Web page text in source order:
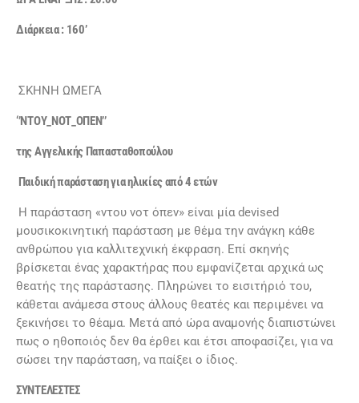
Διάρκεια : 160’
ΣΚΗΝΗ ΩΜΕΓΑ
‘’ΝΤΟΥ_ΝΟΤ_ΟΠΕΝ’’
της Αγγελικής Παπασταθοπούλου
Παιδική παράσταση για ηλικίες από 4 ετών
Η παράσταση «ντου νοτ όπεν» είναι μία devised
μουσικοκινητική παράσταση με θέμα την ανάγκη κάθε
ανθρώπου για καλλιτεχνική έκφραση. Επί σκηνής
βρίσκεται ένας χαρακτήρας που εμφανίζεται αρχικά ως
θεατής της παράστασης. Πληρώνει το εισιτήριό του,
κάθεται ανάμεσα στους άλλους θεατές και περιμένει να
ξεκινήσει το θέαμα. Μετά από ώρα αναμονής διαπιστώνει
πως ο ηθοποιός δεν θα έρθει και έτσι αποφασίζει, για να
σώσει την παράσταση, να παίξει ο ίδιος.
ΣΥΝΤΕΛΕΣΤΕΣ